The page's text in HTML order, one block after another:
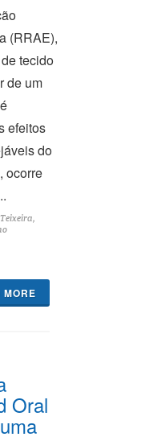
(RRAE),
tecido
de um
efeitos
do
ocorre
MORE
Oral